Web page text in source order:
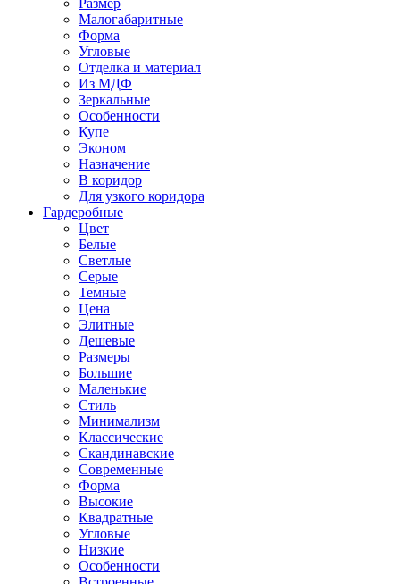
Размер
Малогабаритные
Форма
Угловые
Отделка и материал
Из МДФ
Зеркальные
Особенности
Купе
Эконом
Назначение
В коридор
Для узкого коридора
Гардеробные
Цвет
Белые
Светлые
Серые
Темные
Цена
Элитные
Дешевые
Размеры
Большие
Маленькие
Стиль
Минимализм
Классические
Скандинавские
Современные
Форма
Высокие
Квадратные
Угловые
Низкие
Особенности